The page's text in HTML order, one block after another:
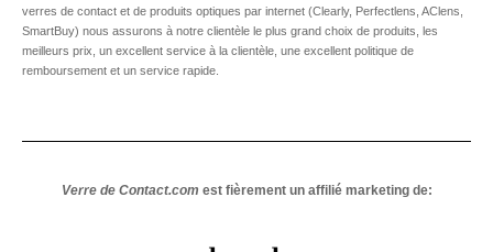
verres de contact et de produits optiques par internet (Clearly, Perfectlens, AClens,
SmartBuy) nous assurons à notre clientèle le plus grand choix de produits, les
meilleurs prix, un excellent service à la clientèle, une excellent politique de
remboursement et un service rapide.
Verre de Contact.com est fièrement un affilié marketing de: